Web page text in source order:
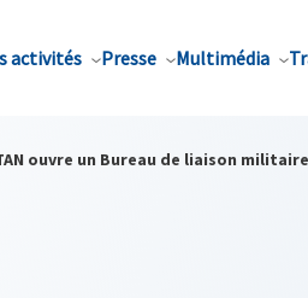
activités Presse Multimédia
ouvre un Bureau de liaison